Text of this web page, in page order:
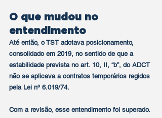
O que mudou no
entendimento
Até então, o TST adotava posicionamento,
consolidado em 2019, no sentido de que a
estabilidade prevista no art. 10, II, “b”, do ADCT
não se aplicava a contratos temporários regidos
pela Lei nº 6.019/74.
Com a revisão, esse entendimento foi superado.